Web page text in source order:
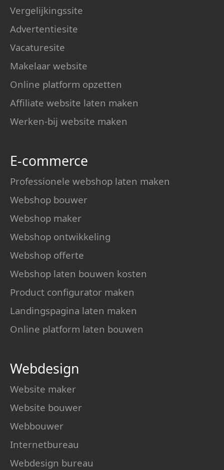
Vergelijkingssite
Advertentiesite
Vacaturesite
Makelaar website
Online platform opzetten
Affiliate website laten maken
Werken-bij website maken
E-commerce
Professionele webshop laten maken
Webshop bouwer
Webshop maker
Webshop ontwikkeling
Webshop offerte
Webshop laten bouwen kosten
Product configurator maken
Landingspagina laten maken
Online platform laten bouwen
Webdesign
Website maker
Website bouwer
Webbouwer
Internetbureau
Webdesign bureau